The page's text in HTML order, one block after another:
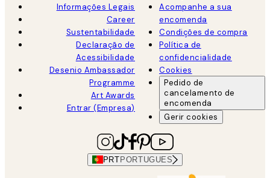
Informações Legais
Career
Sustentabilidade
Declaração de
Acessibilidade
Desenio Ambassador
Programme
Art Awards
Entrar (Empresa)
Acompanhe a sua
encomenda
Condições de compra
Política de
confidencialidade
Cookies
Pedido de
cancelamento de
encomenda
Gerir cookies
PRT PORTUGUES